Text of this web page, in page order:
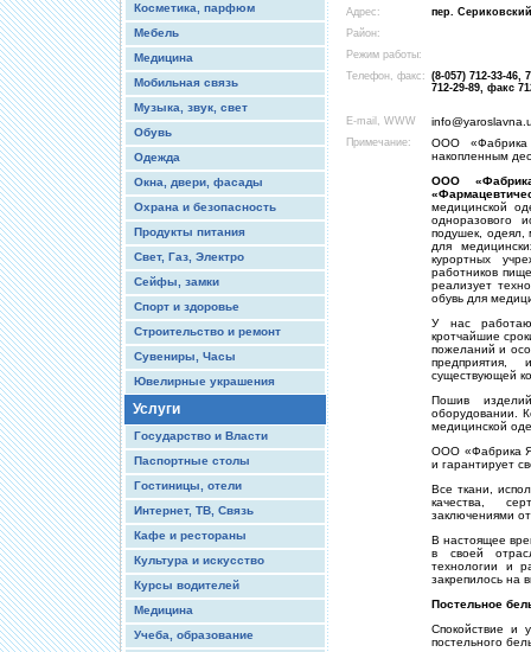
Косметика, парфюм
Мебель
Медицина
Мобильная связь
Музыка, звук, свет
Обувь
Одежда
Окна, двери, фасады
Охрана и безопасность
Продукты питания
Свет, Газ, Электро
Сейфы, замки
Спорт и здоровье
Строительство и ремонт
Сувениры, Часы
Ювелирные украшения
Услуги
Государство и Власти
Паспортные столы
Гостиницы, отели
Интернет, ТВ, Связь
Кафе и рестораны
Культура и искусство
Курсы водителей
Медицина
Учеба, образование
Адрес:
пер.
Район:
Режим работы:
Телефон, факс: (8-057) 712-33-46,
712-29-89, факс
E-mail, WWW
Примечание:
ООО «Фабрика
накопленным
ООО
медицинской
одноразового
подушек, одеял,
для
курортных
работников
реализует
обувь для
У нас
кротчайшие
пожеланий и
существующей
Пошив
оборудовании.
медицинской
ООО «Фабрика
и гарантирует
Все ткани,
качества,
заключениями
В настоящее
в своей
технологии и
закрепилось на
Постельное
Спокойствие и
постельного